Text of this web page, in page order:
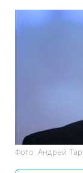
Фото: Андрей